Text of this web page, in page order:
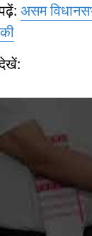
असम